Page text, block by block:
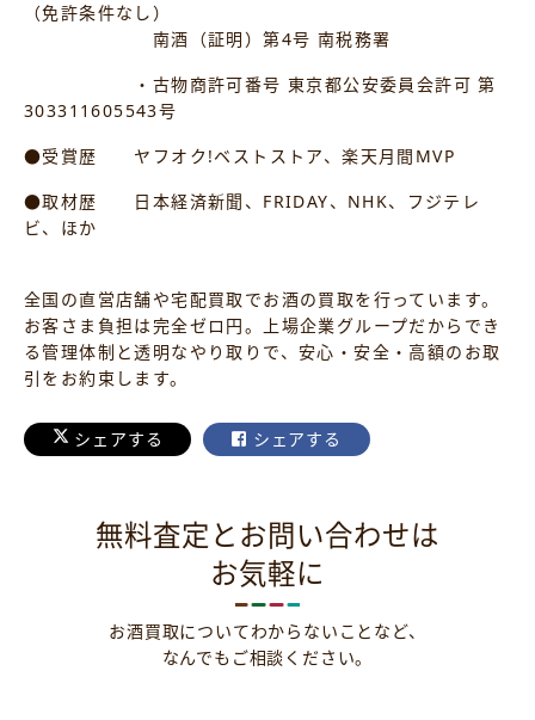
（免許条件なし）
南酒（証明）第4号 南税務署
・古物商許可番号 東京都公安委員会許可 第
303311605543号
●受賞歴 ヤフオク!ベストストア、楽天月間MVP
●取材歴 日本経済新聞、FRIDAY、NHK、フジテレ
ビ、ほか
全国の直営店舗や宅配買取でお酒の買取を行っています。
お客さま負担は完全ゼロ円。上場企業グループだからでき
る管理体制と透明なやり取りで、安心・安全・高額のお取
引をお約束します。
シェアする シェアする
無料査定とお問い合わせは
お気軽に
お酒買取についてわからないことなど、
なんでもご相談ください。